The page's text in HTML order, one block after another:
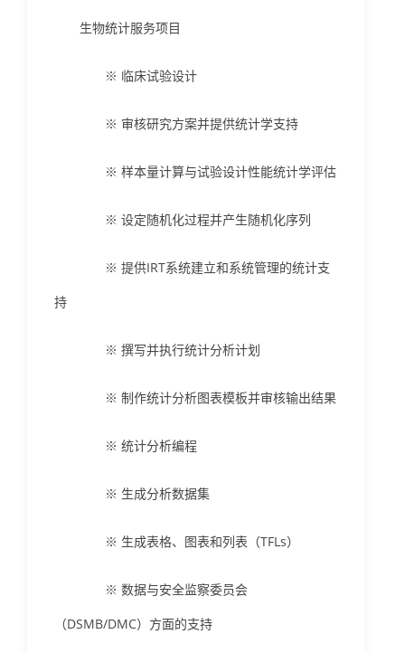
生物统计服务项目
※ 临床试验设计
※ 审核研究方案并提供统计学支持
※ 样本量计算与试验设计性能统计学评估
※ 设定随机化过程并产生随机化序列
※ 提供IRT系统建立和系统管理的统计支
持
※ 撰写并执行统计分析计划
※ 制作统计分析图表模板并审核输出结果
※ 统计分析编程
※ 生成分析数据集
※ 生成表格、图表和列表（TFLs）
※ 数据与安全监察委员会
（DSMB/DMC）方面的支持